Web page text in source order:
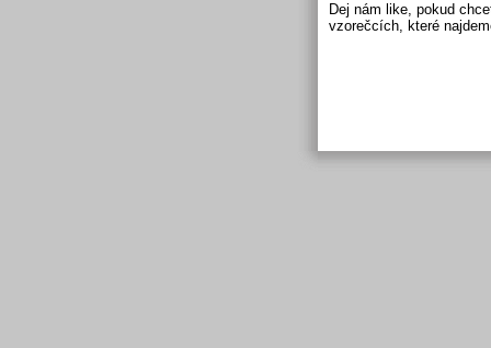
Dej nám like, pokud
vzorečcích, které